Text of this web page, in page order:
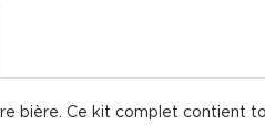
bière. Ce kit complet contient